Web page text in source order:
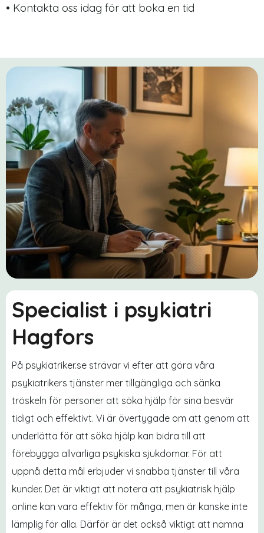
• Kontakta oss idag för att boka en tid
Specialist i psykiatri
Hagfors
På psykiatriker.se strävar vi efter att göra våra
psykiatrikers tjänster mer tillgängliga och sänka
tröskeln för personer att söka hjälp för sina besvär
tidigt och effektivt. Vi är övertygade om att genom att
underlätta för att söka hjälp kan bidra till att
förebygga allvarliga psykiska sjukdomar. För att
uppnå detta mål erbjuder vi snabba tjänster till våra
kunder. Det är viktigt att notera att psykiatrisk hjälp
online kan vara effektiv för många, men är kanske inte
lämplig för alla. Därför är det också viktigt att nämna